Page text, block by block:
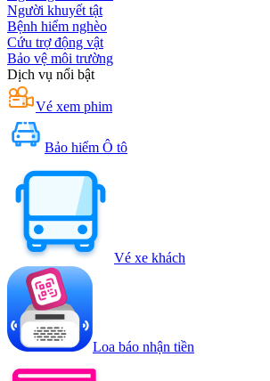
Người khuyết tật
Bệnh hiểm nghèo
Cứu trợ động vật
Bảo vệ môi trường
Dịch vụ nổi bật
Vé xem phim
Bảo hiểm Ô tô
Vé xe khách
Loa báo nhận tiền